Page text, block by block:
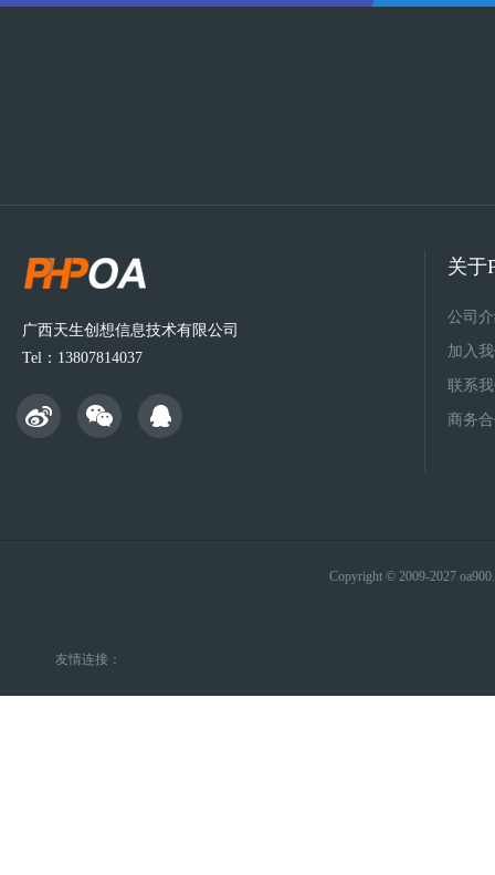
广西天生创想信息技术有限公司
Tel：13807814037
关于
公司
加入
联系
商务
Copyright © 2009-2027
友情连接：